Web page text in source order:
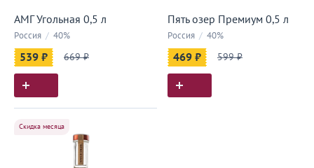
АМГ Угольная 0,5 л
Россия / 40%
539 ₽ 669 ₽
Пять озер Премиум 0,5 л
Россия / 40%
469 ₽ 599 ₽
Скидка месяца